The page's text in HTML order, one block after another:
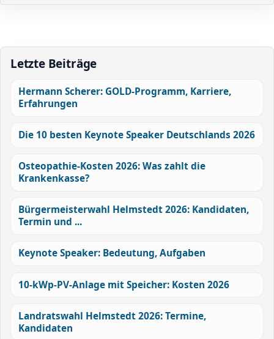
Letzte Beiträge
Hermann Scherer: GOLD-Programm, Karriere,
Erfahrungen
Die 10 besten Keynote Speaker Deutschlands 2026
Osteopathie-Kosten 2026: Was zahlt die
Krankenkasse?
Bürgermeisterwahl Helmstedt 2026: Kandidaten,
Termin und ...
Keynote Speaker: Bedeutung, Aufgaben
10-kWp-PV-Anlage mit Speicher: Kosten 2026
Landratswahl Helmstedt 2026: Termine,
Kandidaten